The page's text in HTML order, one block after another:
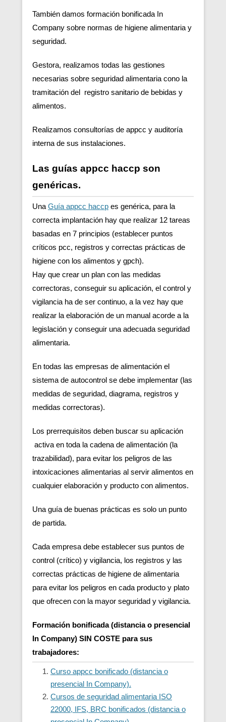
También damos formación bonificada In
Company sobre normas de higiene alimentaria y
seguridad.
Gestora, realizamos todas las gestiones
necesarias sobre seguridad alimentaria cono la
tramitación del registro sanitario de bebidas y
alimentos.
Realizamos consultorías de appcc y auditoría
interna de sus instalaciones.
Las guías appcc haccp son
genéricas.
Una Guía appcc haccp es genérica, para la
correcta implantación hay que realizar 12 tareas
basadas en 7 principios (establecer puntos
críticos pcc, registros y correctas prácticas de
higiene con los alimentos y gpch).
Hay que crear un plan con las medidas
correctoras, conseguir su aplicación, el control y
vigilancia ha de ser continuo, a la vez hay que
realizar la elaboración de un manual acorde a la
legislación y conseguir una adecuada seguridad
alimentaria.
En todas las empresas de alimentación el
sistema de autocontrol se debe implementar (las
medidas de seguridad, diagrama, registros y
medidas correctoras).
Los prerrequisitos deben buscar su aplicación
activa en toda la cadena de alimentación (la
trazabilidad), para evitar los peligros de las
intoxicaciones alimentarias al servir alimentos en
cualquier elaboración y producto con alimentos.
Una guía de buenas prácticas es solo un punto
de partida.
Cada empresa debe establecer sus puntos de
control (crítico) y vigilancia, los registros y las
correctas prácticas de higiene de alimentaria
para evitar los peligros en cada producto y plato
que ofrecen con la mayor seguridad y vigilancia.
Formación bonificada (distancia o presencial
In Company) SIN COSTE para sus
trabajadores:
Curso appcc bonificado (distancia o
presencial In Company).
Cursos de seguridad alimentaria ISO
22000, IFS, BRC bonificados (distancia o